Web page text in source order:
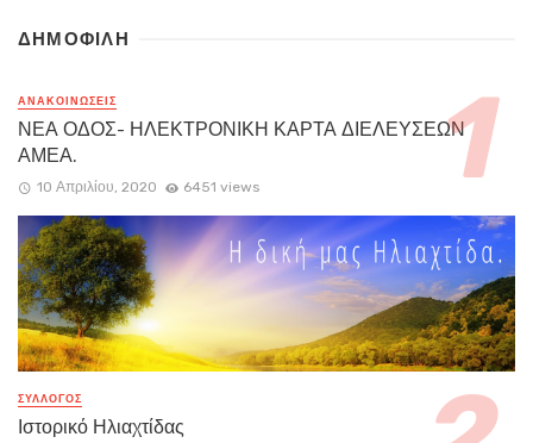
ΔΗΜΟΦΙΛΗ
ΑΝΑΚΟΙΝΏΣΕΙΣ
ΝΕΑ ΟΔΟΣ- ΗΛΕΚΤΡΟΝΙΚΗ ΚΑΡΤΑ ΔΙΕΛΕΥΣΕΩΝ
ΑΜΕΑ.
10 Απριλίου, 2020 6451 views
ΣΥΛΛΟΓΟΣ
Ιστορικό Ηλιαχτίδας